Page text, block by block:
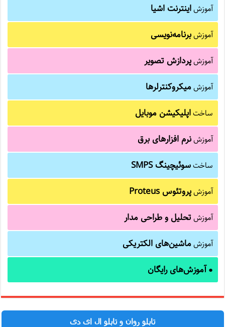
آموزشاینترنت اشیا
آموزشبرنامه‌نویسی
آموزشپردازش تصویر
آموزشمیکروکنترلرها
ساختاپلیکیشن موبایل
آموزشنرم افزارهای برق
ساختسوئیچینگ SMPS
آموزشپروتئوس Proteus
آموزشتحلیل و طراحی مدار
آموزشماشین‌های الکتریکی
● آموزش‌های رایگان
تابلو روان و تابلو ال ای دی